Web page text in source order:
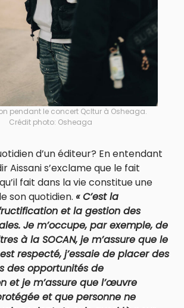
pendant le concert Qcltur à Osheaga.
Crédit photo: Osheaga
d’un éditeur? En entendant
Aissani s’exclame que le fait
fait dans la vie constitue une
son quotidien. « C’est la
et la gestion des
Je m’occupe, par exemple, de
à la SOCAN, je m’assure que le
respecté, j’essaie de placer des
des opportunités de
et je m’assure que l’œuvre
et que personne ne